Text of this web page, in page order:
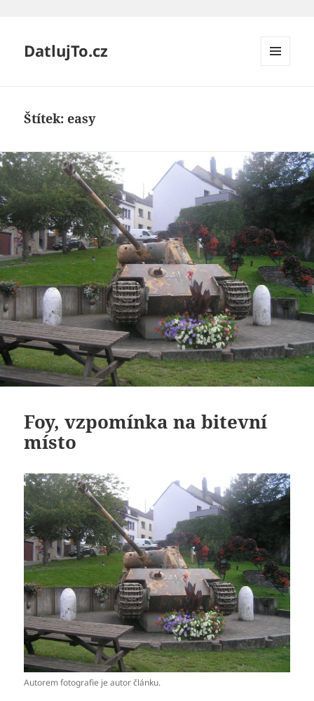
DatlujTo.cz
Štítek:easy
Foy, vzpomínka na bitevní
místo
Autorem fotografie je autor článku.